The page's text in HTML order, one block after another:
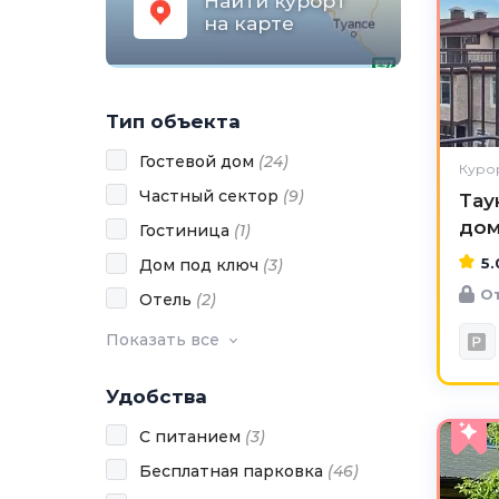
на карте
Тип объекта
Гостевой дом (24)
Частный сектор (9)
Гостиница (1)
Дом под ключ (3)
Отель (2)
Показать все
Удобства
С питанием (3)
Бесплатная парковка (46)
дом